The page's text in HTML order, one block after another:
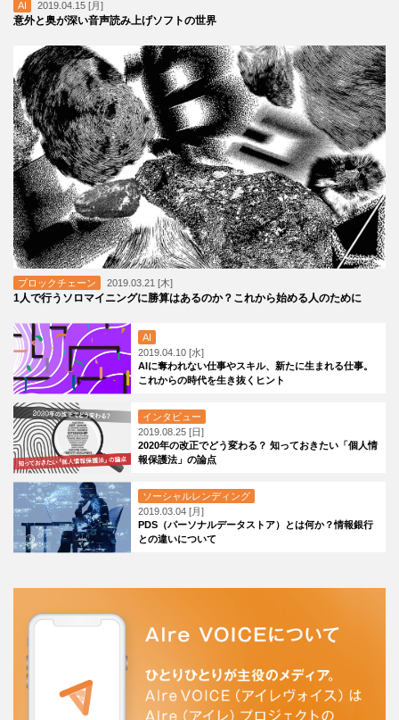
AI 2019.04.15 [月]
意外と奥が深い音声読み上げソフトの世界
ブロックチェーン 2019.03.21 [木]
1人で行うソロマイニングに勝算はあるのか？これから始める人のために
AI
2019.04.10 [水]
AIに奪われない仕事やスキル、新たに生まれる仕事。
これからの時代を生き抜くヒント
インタビュー
2019.08.25 [日]
2020年の改正でどう変わる？ 知っておきたい「個人情
報保護法」の論点
ソーシャルレンディング
2019.03.04 [月]
PDS（パーソナルデータストア）とは何か？情報銀行
との違いについて